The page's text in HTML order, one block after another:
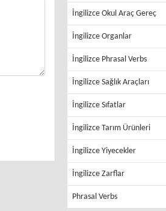
İngilizce Okul Araç Gereç
İngilizce Organlar
İngilizce Phrasal Verbs
İngilizce Sağlık Araçları
İngilizce Sıfatlar
İngilizce Tarım Ürünleri
İngilizce Yiyecekler
İngilizce Zarflar
Phrasal Verbs